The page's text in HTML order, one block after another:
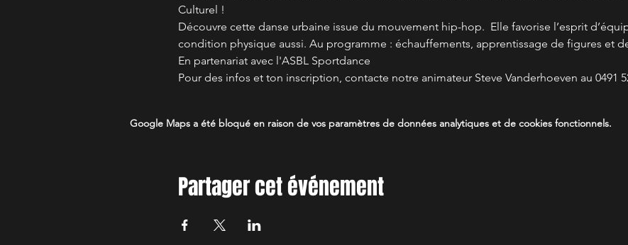
Culturel !
Découvre cette danse urbaine issue du mouvement hip-hop.  Elle favorise l’esprit
condition physique aussi. Au programme : échauffements, apprentissage de figures et
En partenariat avec l'ASBL Sportdance
Pour des infos et ton inscription, contacte notre animateur Steve Vanderhoeven au 0491
Google Maps a été bloqué en raison de vos paramètres de données analytiques et de cookies fonctionnels.
Partager cet événement